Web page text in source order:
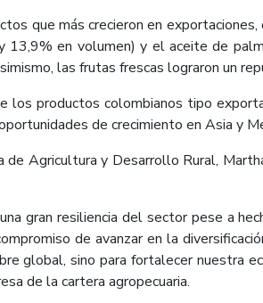
que más crecieron en
13,9% en volumen) y el aceite de
las frutas frescas lograron un
productos colombianos tipo
de crecimiento en Asia y
Agricultura y Desarrollo Rural,
gran resiliencia del sector pese a
de avanzar en la
global, sino para fortalecer nuestra
de la cartera agropecuaria.